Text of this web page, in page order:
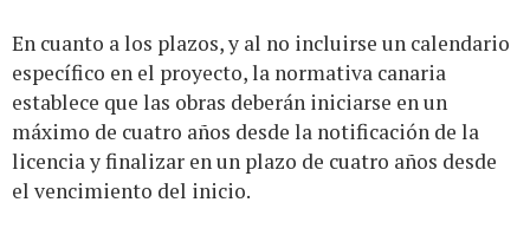
En cuanto a los plazos, y al no incluirse un calendario
específico en el proyecto, la normativa canaria
establece que las obras deberán iniciarse en un
máximo de cuatro años desde la notificación de la
licencia y finalizar en un plazo de cuatro años desde
el vencimiento del inicio.